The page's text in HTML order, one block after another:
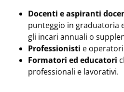
Docenti e aspiranti
punteggio in graduatoria
gli incari annuali o
Professionisti e
Formatori ed educatori
professionali e lavorativi.